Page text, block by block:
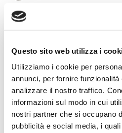
Questo sito web utilizza i
Utilizziamo i cookie per
annunci, per fornire
analizzare il nostro traffico.
informazioni sul modo in cui
nostri partner che si occupano
pubblicità e social media, i
★★★★★
cavi vari come regali per il
strumento è a dir poco
prodotti è di alto livello. I
Simone Gasparoni